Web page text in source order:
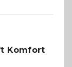
Komfort